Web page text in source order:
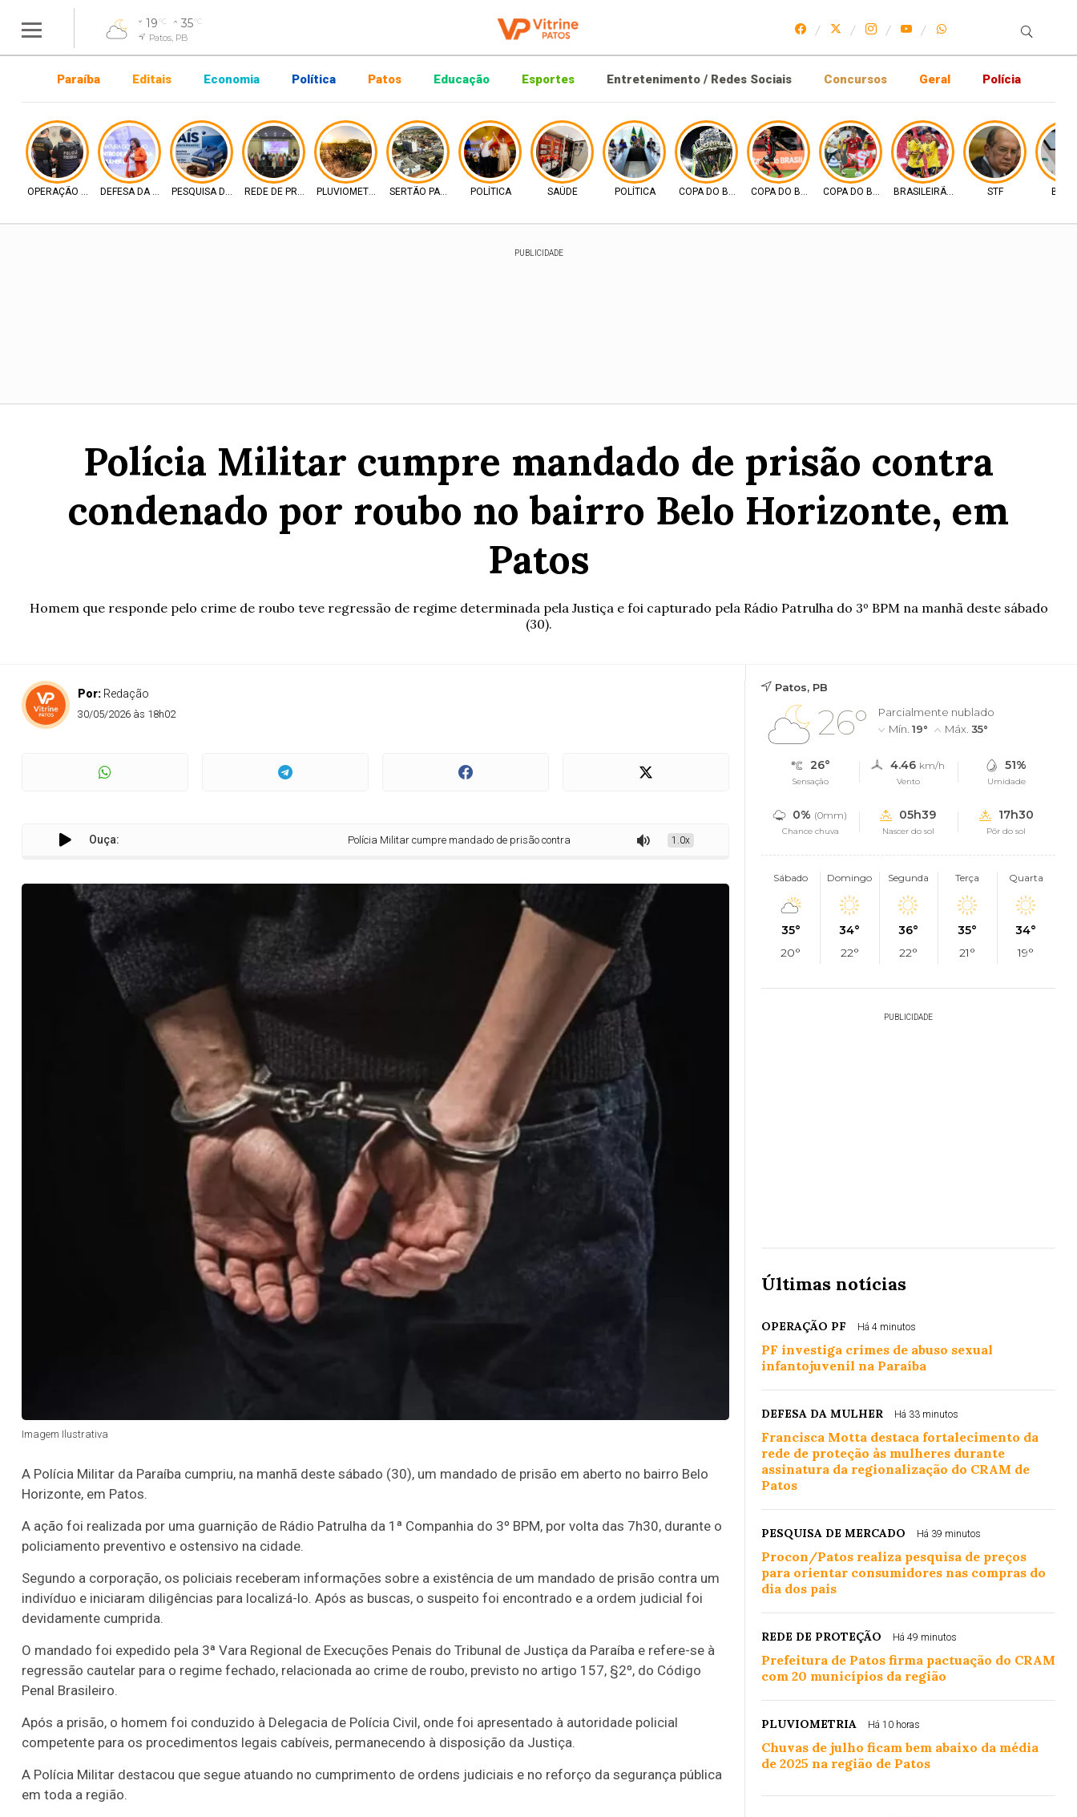
19°C 35°C
Patos, PB
Paraíba Editais Economia Política Patos Educação Esportes Entretenimento / Redes Sociais Concursos Geral Polícia
OPERAÇÃO PF DEFESA DA MULHERPESQUISA DE MERCADOREDE DE PROTEÇÃOPLUVIOMETRIA SERTÃO PARAIBANOPOLÍTICA SAÚDE POLÍTICA COPA DO BRASILCOPA DO BRASILCOPA DO BRASILBRASILEIRÃO 2026 STF
PUBLICIDADE
Polícia Militar cumpre mandado de prisão contra
condenado por roubo no bairro Belo Horizonte, em
Patos
Homem que responde pelo crime de roubo teve regressão de regime determinada pela Justiça e foi capturado pela Rádio Patrulha do 3º BPM na manhã deste sábado
(30).
Por: Redação
30/05/2026 às 18h02
Ouça: Polícia Militar cumpre mandado de prisão contra condenado por roubo no bairro Belo Horizonte, em Patos
1.0x
Imagem Ilustrativa
A Polícia Militar da Paraíba cumpriu, na manhã deste sábado (30), um mandado de prisão em aberto no bairro Belo
Horizonte, em Patos.
A ação foi realizada por uma guarnição de Rádio Patrulha da 1ª Companhia do 3º BPM, por volta das 7h30, durante o
policiamento preventivo e ostensivo na cidade.
Segundo a corporação, os policiais receberam informações sobre a existência de um mandado de prisão contra um
indivíduo e iniciaram diligências para localizá-lo. Após as buscas, o suspeito foi encontrado e a ordem judicial foi
devidamente cumprida.
O mandado foi expedido pela 3ª Vara Regional de Execuções Penais do Tribunal de Justiça da Paraíba e refere-se à
regressão cautelar para o regime fechado, relacionada ao crime de roubo, previsto no artigo 157, §2º, do Código
Penal Brasileiro.
Após a prisão, o homem foi conduzido à Delegacia de Polícia Civil, onde foi apresentado à autoridade policial
competente para os procedimentos legais cabíveis, permanecendo à disposição da Justiça.
A Polícia Militar destacou que segue atuando no cumprimento de ordens judiciais e no reforço da segurança pública
em toda a região.
Patos, PB
26°
Parcialmente nublado
Mín. 19° Máx. 35°
26°
Sensação
4.46 km/h
Vento
51%
Umidade
0% (0mm)
Chance chuva
05h39
Nascer do sol
17h30
Pôr do sol
Sábado
35°
20°
Domingo
34°
22°
Segunda
36°
22°
Terça
35°
21°
Quarta
34°
19°
PUBLICIDADE
Últimas notícias
OPERAÇÃO PF Há 4 minutos
PF investiga crimes de abuso sexual
infantojuvenil na Paraíba
DEFESA DA MULHER Há 33 minutos
Francisca Motta destaca fortalecimento da
rede de proteção às mulheres durante
assinatura da regionalização do CRAM de
Patos
PESQUISA DE MERCADO Há 39 minutos
Procon/Patos realiza pesquisa de preços
para orientar consumidores nas compras do
dia dos pais
REDE DE PROTEÇÃO Há 49 minutos
Prefeitura de Patos firma pactuação do CRAM
com 20 municípios da região
PLUVIOMETRIA Há 10 horas
Chuvas de julho ficam bem abaixo da média
de 2025 na região de Patos